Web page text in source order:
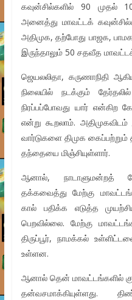
கவுன்சில்களில் 90
அனைத்து மாவட்டக்
அதிமுக, தற்போது பாஜக,
இருந்தாலும் 50 சதவீத
ஜெயலலிதா, கருணாநிதி
நிலையில் நடக்கும்
நிரப்பப்போவது யார் என்கிற
என்று கூறலாம்.
வார்டுகளை திமுக
தந்தையை மிஞ்சியுள்ளார்.
ஆனால், நாடாளுமன்றத்
தக்கவைத்து மேற்கு
கால் பதிக்க எடுத்த
பெறவில்லை. மேற்கு
திருப்பூர், நாமக்கல்
உள்ளன.
ஆனால் தென் மாவட்டங்களில்
தன்வசமாக்கியுள்ளது.